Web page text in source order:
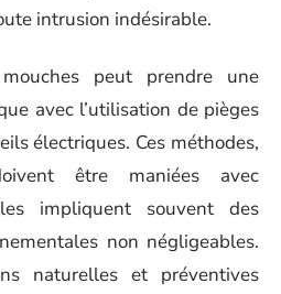
intrusion indésirable.
peut prendre une
avec l’utilisation de pièges
électriques. Ces méthodes,
être maniées avec
impliquent souvent des
non négligeables.
naturelles et préventives